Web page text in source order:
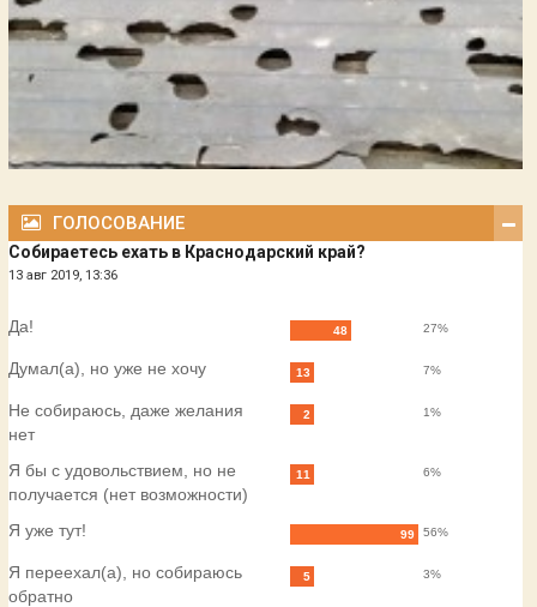
ГОЛОСОВАНИЕ
Собираетесь ехать в Краснодарский край?
13 авг 2019, 13:36
Да! 48 27%
Думал(а), но уже не хочу 13 7%
Не собираюсь, даже желания
нет
2 1%
Я бы с удовольствием, но не
получается (нет возможности)
11 6%
Я уже тут! 99 56%
Я переехал(а), но собираюсь
обратно
5 3%